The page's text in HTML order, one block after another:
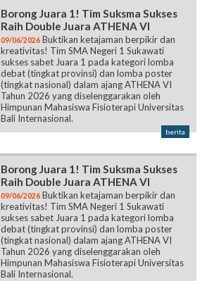
Borong Juara 1! Tim Suksma Sukses
Raih Double Juara ATHENA VI
09/06/2026 Buktikan ketajaman berpikir dan
kreativitas! Tim SMA Negeri 1 Sukawati
sukses sabet Juara 1 pada kategori lomba
debat (tingkat provinsi) dan lomba poster
(tingkat nasional) dalam ajang ATHENA VI
Tahun 2026 yang diselenggarakan oleh
Himpunan Mahasiswa Fisioterapi Universitas
Bali Internasional.
berita
Borong Juara 1! Tim Suksma Sukses
Raih Double Juara ATHENA VI
09/06/2026 Buktikan ketajaman berpikir dan
kreativitas! Tim SMA Negeri 1 Sukawati
sukses sabet Juara 1 pada kategori lomba
debat (tingkat provinsi) dan lomba poster
(tingkat nasional) dalam ajang ATHENA VI
Tahun 2026 yang diselenggarakan oleh
Himpunan Mahasiswa Fisioterapi Universitas
Bali Internasional.